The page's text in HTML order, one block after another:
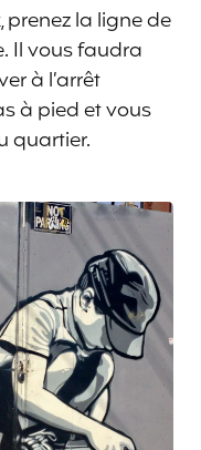
prenez la ligne de
Il vous faudra
à l’arrêt
à pied et vous
quartier.